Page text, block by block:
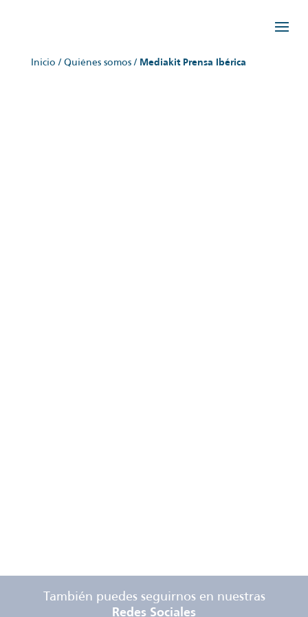
Inicio / Quiénes somos/ Mediakit Prensa Ibérica
También puedes seguirnos en nuestras
Redes Sociales